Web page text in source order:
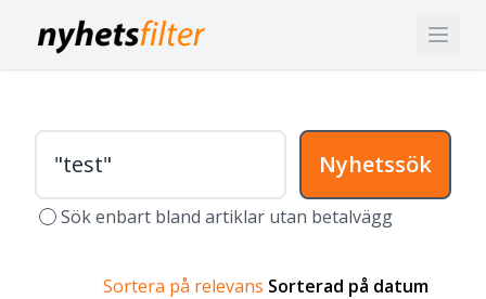
Nyhetssök
Sök enbart bland artiklar utan betalvägg
Sortera på relevans Sorterad på datum